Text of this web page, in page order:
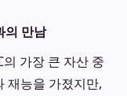
의 만남
가장 큰 자산 중
재능을 가졌지만,